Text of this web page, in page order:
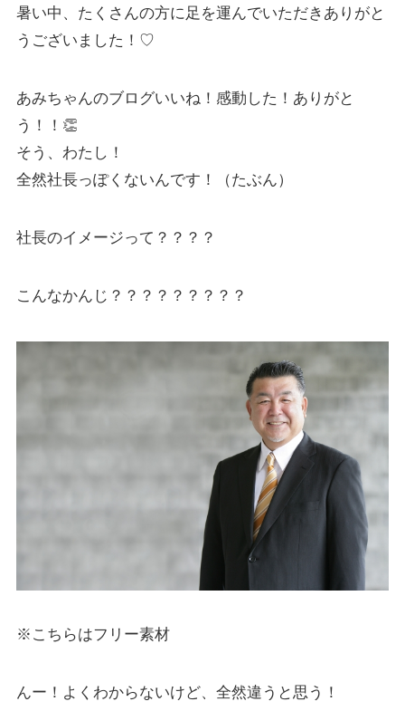
暑い中、たくさんの方に足を運んでいただきありがと
うございました！♡
あみちゃんのブログいいね！感動した！ありがと
う！！👏
そう、わたし！
全然社長っぽくないんです！（たぶん）
社長のイメージって？？？？
こんなかんじ？？？？？？？？？
※こちらはフリー素材
んー！よくわからないけど、全然違うと思う！